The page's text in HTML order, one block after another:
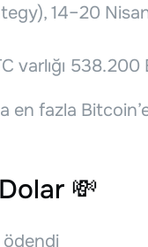
14–20
538.200
en fazla
💸
ödendi